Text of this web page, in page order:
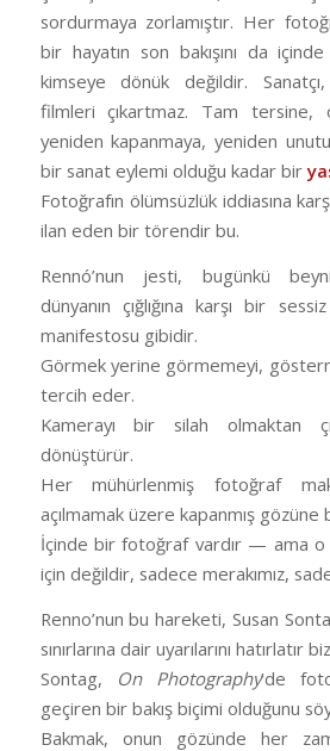
sordurmaya zorlamıştır. Her
bir hayatın son bakışını da
kimseye dönük değildir.
filmleri çıkartmaz. Tam tersine,
yeniden kapanmaya, yeniden
bir sanat eylemi olduğu kadar bir
Fotoğrafın ölümsüzlük iddiasına
ilan eden bir törendir bu.
Rennó’nun jesti, bugünkü
dünyanın çığlığına karşı bir
manifestosu gibidir.
Görmek yerine görmemeyi,
tercih eder.
Kamerayı bir silah olmaktan
dönüştürür.
Her mühürlenmiş fotoğraf
açılmamak üzere kapanmış gözüne
İçinde bir fotoğraf vardır — ama o
için değildir, sadece merakımız,
Renno’nun bu hareketi, Susan
sınırlarına dair uyarılarını hatırlatır
Sontag,
On Photography’de
geçiren bir bakış biçimi olduğunu
Bakmak, onun gözünde her